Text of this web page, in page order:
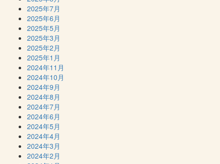
2025年7月
2025年6月
2025年5月
2025年3月
2025年2月
2025年1月
2024年11月
2024年10月
2024年9月
2024年8月
2024年7月
2024年6月
2024年5月
2024年4月
2024年3月
2024年2月